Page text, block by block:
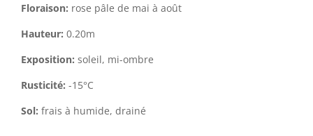
Floraison: rose pâle de mai à août
Hauteur: 0.20m
Exposition: soleil, mi-ombre
Rusticité: -15°C
Sol: frais à humide, drainé